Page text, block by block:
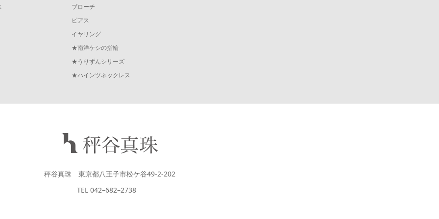
ブローチ
ピアス
イヤリング
★南洋ケシの指輪
★うりずんシリーズ
★ハインツネックレス
秤谷真珠 東京都八王子市松ケ谷49-2-202
TEL 042–682–2738